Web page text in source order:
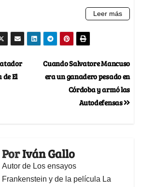
Cuando Salvatore Mancuso
era un ganadero pesado en
Córdoba y armó las
Autodefensas
de El
PorIván Gallo
Autor de Los ensayos
Frankenstein y de la película La